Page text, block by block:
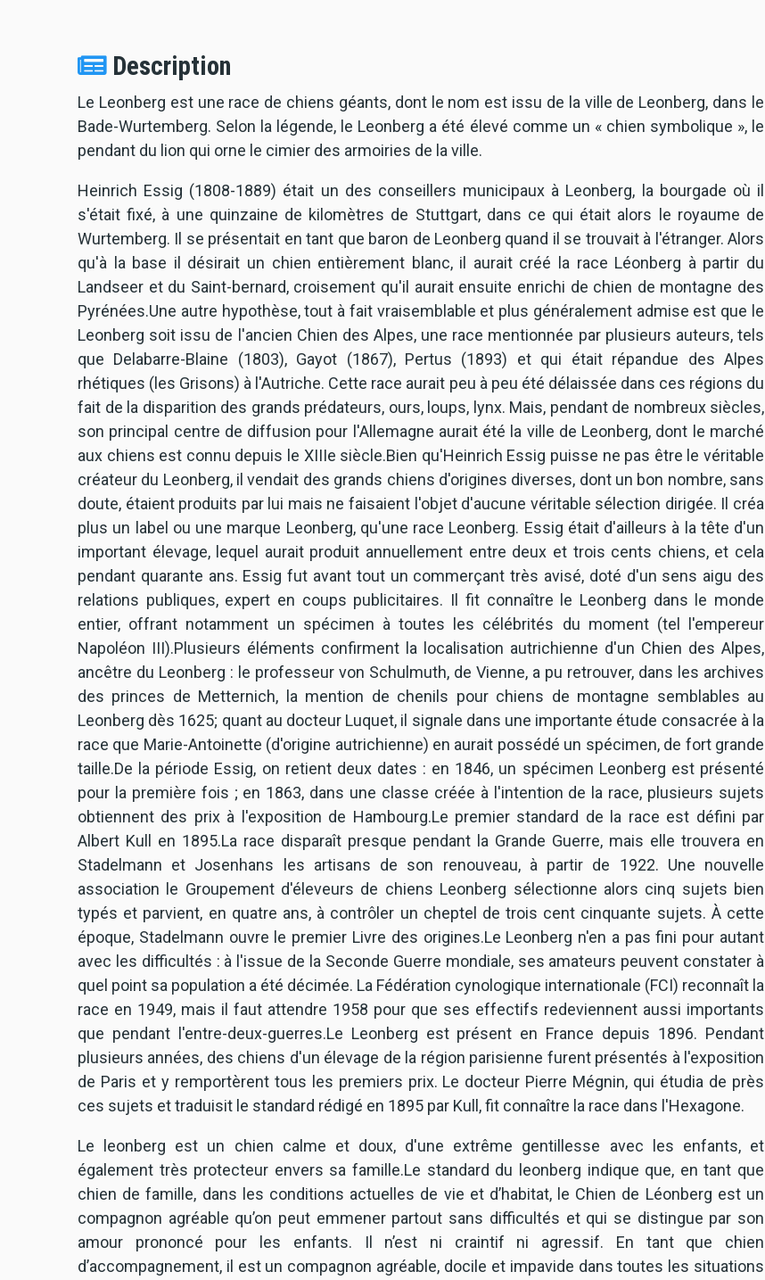
Description
Le Leonberg est une race de chiens géants, dont le nom est issu de la ville de Leonberg, dans le
Bade-Wurtemberg. Selon la légende, le Leonberg a été élevé comme un « chien symbolique », le
pendant du lion qui orne le cimier des armoiries de la ville.
Heinrich Essig (1808-1889) était un des conseillers municipaux à Leonberg, la bourgade où il
s'était fixé, à une quinzaine de kilomètres de Stuttgart, dans ce qui était alors le royaume de
Wurtemberg. Il se présentait en tant que baron de Leonberg quand il se trouvait à l'étranger. Alors
qu'à la base il désirait un chien entièrement blanc, il aurait créé la race Léonberg à partir du
Landseer et du Saint-bernard, croisement qu'il aurait ensuite enrichi de chien de montagne des
Pyrénées.Une autre hypothèse, tout à fait vraisemblable et plus généralement admise est que le
Leonberg soit issu de l'ancien Chien des Alpes, une race mentionnée par plusieurs auteurs, tels
que Delabarre-Blaine (1803), Gayot (1867), Pertus (1893) et qui était répandue des Alpes
rhétiques (les Grisons) à l'Autriche. Cette race aurait peu à peu été délaissée dans ces régions du
fait de la disparition des grands prédateurs, ours, loups, lynx. Mais, pendant de nombreux siècles,
son principal centre de diffusion pour l'Allemagne aurait été la ville de Leonberg, dont le marché
aux chiens est connu depuis le XIIIe siècle.Bien qu'Heinrich Essig puisse ne pas être le véritable
créateur du Leonberg, il vendait des grands chiens d'origines diverses, dont un bon nombre, sans
doute, étaient produits par lui mais ne faisaient l'objet d'aucune véritable sélection dirigée. Il créa
plus un label ou une marque Leonberg, qu'une race Leonberg. Essig était d'ailleurs à la tête d'un
important élevage, lequel aurait produit annuellement entre deux et trois cents chiens, et cela
pendant quarante ans. Essig fut avant tout un commerçant très avisé, doté d'un sens aigu des
relations publiques, expert en coups publicitaires. Il fit connaître le Leonberg dans le monde
entier, offrant notamment un spécimen à toutes les célébrités du moment (tel l'empereur
Napoléon III).Plusieurs éléments confirment la localisation autrichienne d'un Chien des Alpes,
ancêtre du Leonberg : le professeur von Schulmuth, de Vienne, a pu retrouver, dans les archives
des princes de Metternich, la mention de chenils pour chiens de montagne semblables au
Leonberg dès 1625; quant au docteur Luquet, il signale dans une importante étude consacrée à la
race que Marie-Antoinette (d'origine autrichienne) en aurait possédé un spécimen, de fort grande
taille.De la période Essig, on retient deux dates : en 1846, un spécimen Leonberg est présenté
pour la première fois ; en 1863, dans une classe créée à l'intention de la race, plusieurs sujets
obtiennent des prix à l'exposition de Hambourg.Le premier standard de la race est défini par
Albert Kull en 1895.La race disparaît presque pendant la Grande Guerre, mais elle trouvera en
Stadelmann et Josenhans les artisans de son renouveau, à partir de 1922. Une nouvelle
association le Groupement d'éleveurs de chiens Leonberg sélectionne alors cinq sujets bien
typés et parvient, en quatre ans, à contrôler un cheptel de trois cent cinquante sujets. À cette
époque, Stadelmann ouvre le premier Livre des origines.Le Leonberg n'en a pas fini pour autant
avec les difficultés : à l'issue de la Seconde Guerre mondiale, ses amateurs peuvent constater à
quel point sa population a été décimée. La Fédération cynologique internationale (FCI) reconnaît la
race en 1949, mais il faut attendre 1958 pour que ses effectifs redeviennent aussi importants
que pendant l'entre-deux-guerres.Le Leonberg est présent en France depuis 1896. Pendant
plusieurs années, des chiens d'un élevage de la région parisienne furent présentés à l'exposition
de Paris et y remportèrent tous les premiers prix. Le docteur Pierre Mégnin, qui étudia de près
ces sujets et traduisit le standard rédigé en 1895 par Kull, fit connaître la race dans l'Hexagone.
Le leonberg est un chien calme et doux, d'une extrême gentillesse avec les enfants, et
également très protecteur envers sa famille.Le standard du leonberg indique que, en tant que
chien de famille, dans les conditions actuelles de vie et d’habitat, le Chien de Léonberg est un
compagnon agréable qu’on peut emmener partout sans difficultés et qui se distingue par son
amour prononcé pour les enfants. Il n’est ni craintif ni agressif. En tant que chien
d’accompagnement, il est un compagnon agréable, docile et impavide dans toutes les situations